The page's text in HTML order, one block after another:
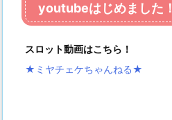
youtubeはじめました！
スロット動画はこちら！
★ミヤチェケちゃんねる★